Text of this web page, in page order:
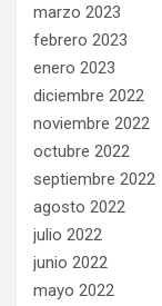
marzo 2023
febrero 2023
enero 2023
diciembre 2022
noviembre 2022
octubre 2022
septiembre 2022
agosto 2022
julio 2022
junio 2022
mayo 2022